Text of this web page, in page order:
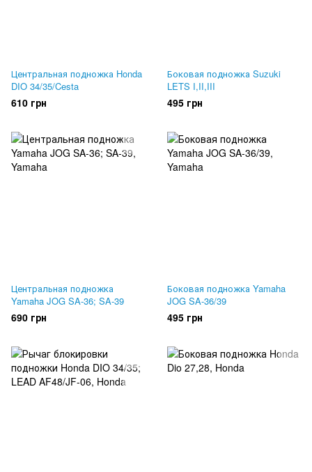
Центральная подножка Honda
DIO 34/35/Cesta
610 грн
Боковая подножка Suzuki
LETS I,II,III
495 грн
Центральная подножка
Yamaha JOG SA-36; SA-39
690 грн
Боковая подножка Yamaha
JOG SA-36/39
495 грн